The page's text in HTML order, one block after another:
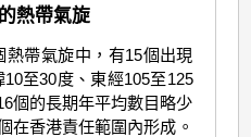
熱帶氣旋
熱帶氣旋中，有15個出現
至30度、東經105至125
個的長期年平均數目略少
在香港責任範圍內形成。